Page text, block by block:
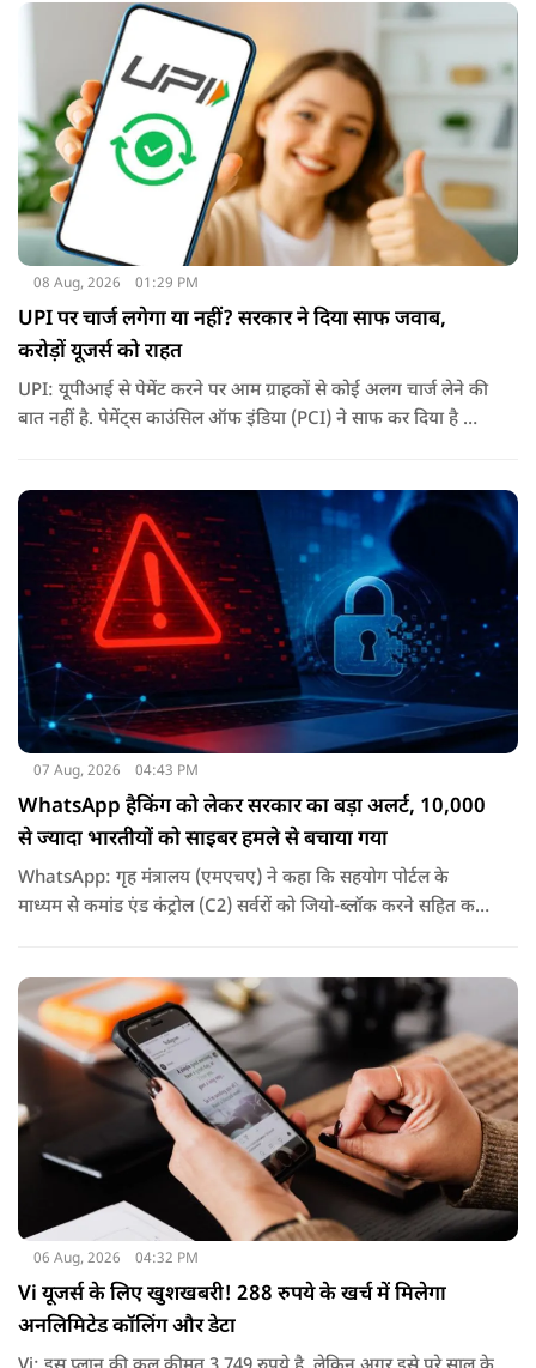
08 Aug, 2026 01:29 PM
UPI पर चार्ज लगेगा या नहीं? सरकार ने दिया साफ जवाब,
करोड़ों यूजर्स को राहत
UPI: यूपीआई से पेमेंट करने पर आम ग्राहकों से कोई अलग चार्ज लेने की
बात नहीं है. पेमेंट्स काउंसिल ऑफ इंडिया (PCI) ने साफ कर दिया है कि
07 Aug, 2026 04:43 PM
WhatsApp हैकिंग को लेकर सरकार का बड़ा अलर्ट, 10,000
से ज्यादा भारतीयों को साइबर हमले से बचाया गया
WhatsApp: गृह मंत्रालय (एमएचए) ने कहा कि सहयोग पोर्टल के
माध्यम से कमांड एंड कंट्रोल (C2) सर्वरों को जियो-ब्लॉक करने सहित कई
06 Aug, 2026 04:32 PM
Vi यूजर्स के लिए खुशखबरी! 288 रुपये के खर्च में मिलेगा
अनलिमिटेड कॉलिंग और डेटा